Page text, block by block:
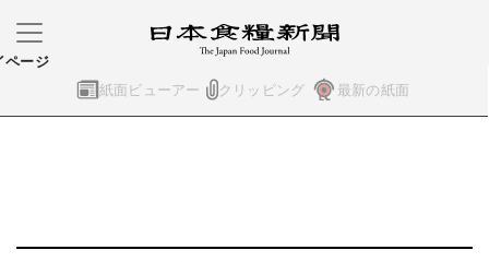
紙面ビューアー クリッピング 最新の紙面
ページ